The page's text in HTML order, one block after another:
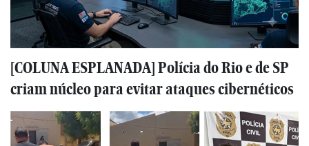
[COLUNA ESPLANADA] Polícia do Rio e de SP
criam núcleo para evitar ataques cibernéticos